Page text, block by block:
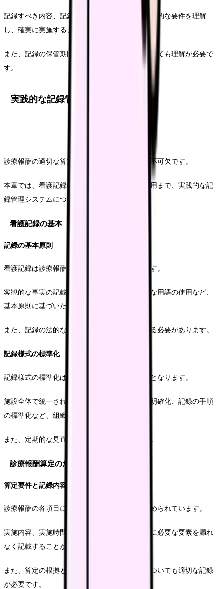
記録すべき内容、記録時期、記録様式など、基本的な要件を理解
し、確実に実施することが求められます。
また、記録の保管期間や閲覧に関する規定についても理解が必要で
す。
実践的な記録管理システム
診療報酬の適切な算定には、確実な記録管理が不可欠です。
本章では、看護記録の基本から電子カルテの活用まで、実践的な記
録管理システムについて解説していきます。
看護記録の基本
記録の基本原則
看護記録は診療報酬算定の重要な根拠となります。
客観的な事実の記載、タイムリーな記録、正確な用語の使用など、
基本原則に基づいた記録が求められます。
また、記録の法的な意味についても理解を深める必要があります。
記録様式の標準化
記録様式の標準化は、質の高い記録管理の基盤となります。
施設全体で統一された様式の使用、記載項目の明確化、記録の手順
の標準化など、組織的な取り組みが必要です。
また、定期的な見直しと更新も重要となります。
診療報酬算定のための記録要件
算定要件と記録内容
診療報酬の各項目には、具体的な記録要件が定められています。
実施内容、実施時間、実施者の記録など、算定に必要な要素を漏れ
なく記載することが重要です。
また、算定の根拠となる観察事項や評価結果についても適切な記録
が必要です。